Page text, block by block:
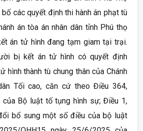
các quyết định thi hành án phạt tù
án tòa án nhân dân tỉnh Phú thọ
án tử hình đang tạm giam tại trại.
bị kết án tử hình có quyết định
hình thành tù chung thân của Chánh
Tối cao, căn cứ theo Điều 364,
Bộ luật tố tụng hình sự; Điều 1,
bổ sung một số điều của bộ luật